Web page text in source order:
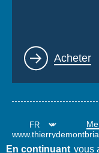
Lien
Acheter
En continuant vous